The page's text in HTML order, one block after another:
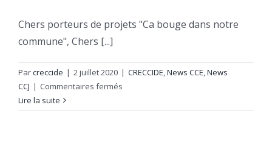
les
Chers porteurs de projets "Ca bouge dans notre
commune", Chers [...]
Parcreccide | 2 juillet 2020 | CRECCIDE,News CCE,News
CCJ | Commentaires fermés
jeunesse
Lire la suite